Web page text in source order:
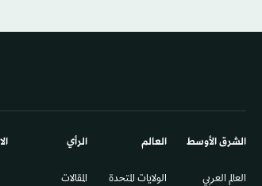
الشرق الأوسط​
العالم العربي
العالم
الولايات المتحدة
الرأي
المقالات